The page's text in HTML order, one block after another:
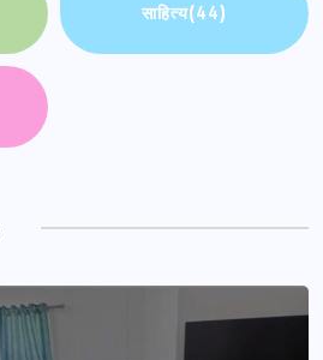
साहित्य(44)